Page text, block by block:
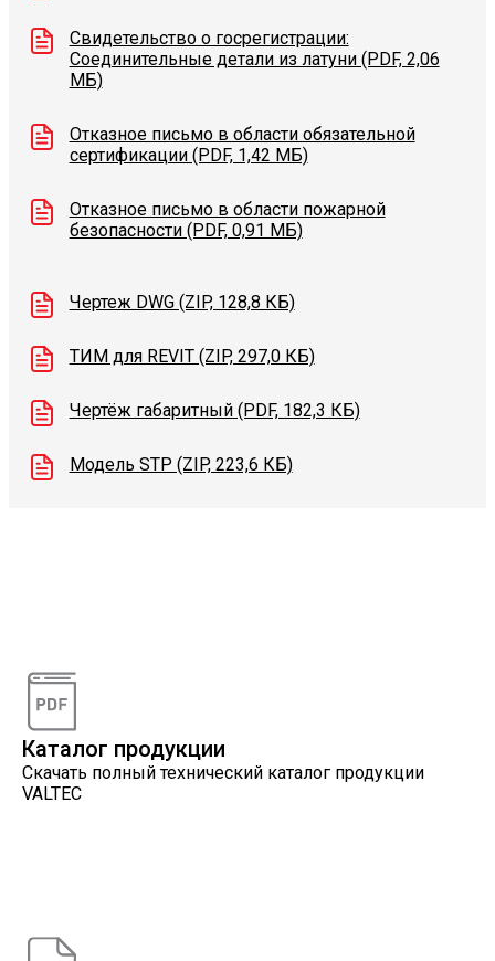
Свидетельство о госрегистрации:
Соединительные детали из латуни (PDF, 2,06
МБ)
Отказное письмо в области обязательной
сертификации (PDF, 1,42 МБ)
Отказное письмо в области пожарной
безопасности (PDF, 0,91 МБ)
Чертеж DWG (ZIP, 128,8 КБ)
ТИМ для REVIT (ZIP, 297,0 КБ)
Чертёж габаритный (PDF, 182,3 КБ)
Модель STP (ZIP, 223,6 КБ)
Каталог продукции
Скачать полный технический каталог продукции
VALTEC